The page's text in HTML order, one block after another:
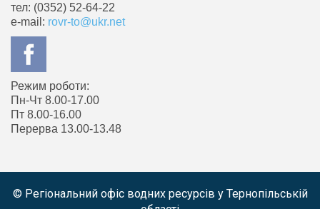
тел: (0352) 52-64-22
e-mail: rovr-to@ukr.net
Режим роботи:
Пн-Чт 8.00-17.00
Пт 8.00-16.00
Перерва 13.00-13.48
© Регіональний офіс водних ресурсів у Тернопільській